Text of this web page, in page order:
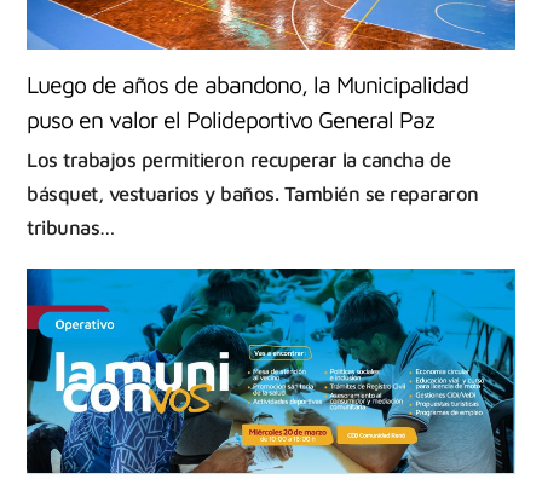
Luego de años de abandono, la Municipalidad
puso en valor el Polideportivo General Paz
Los trabajos permitieron recuperar la cancha de
básquet, vestuarios y baños. También se repararon
tribunas…